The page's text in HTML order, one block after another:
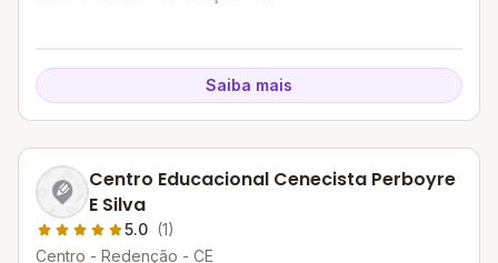
Saiba mais
Centro Educacional Cenecista Perboyre
E Silva
5.0 (1)
Centro - Redenção - CE